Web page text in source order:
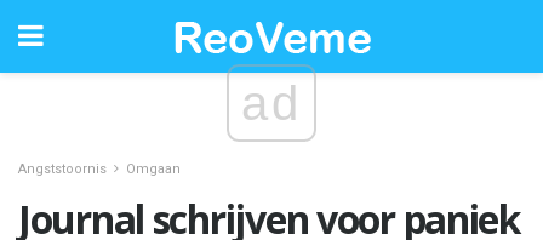
ad
Angststoornis Omgaan
Journal schrijven voor paniek